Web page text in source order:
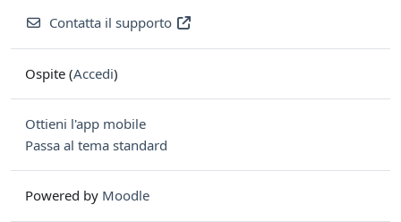
Contatta il supporto
Ospite (Accedi)
Ottieni l'app mobile
Passa al tema standard
Powered by Moodle